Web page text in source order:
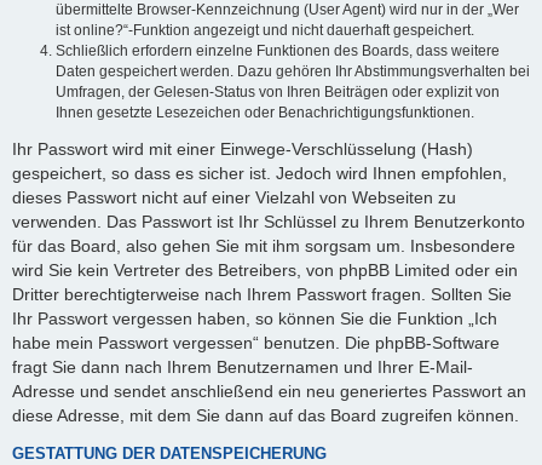
übermittelte Browser-Kennzeichnung (User Agent) wird nur in der „Wer
ist online?“-Funktion angezeigt und nicht dauerhaft gespeichert.
Schließlich erfordern einzelne Funktionen des Boards, dass weitere
Daten gespeichert werden. Dazu gehören Ihr Abstimmungsverhalten bei
Umfragen, der Gelesen-Status von Ihren Beiträgen oder explizit von
Ihnen gesetzte Lesezeichen oder Benachrichtigungsfunktionen.
Ihr Passwort wird mit einer Einwege-Verschlüsselung (Hash)
gespeichert, so dass es sicher ist. Jedoch wird Ihnen empfohlen,
dieses Passwort nicht auf einer Vielzahl von Webseiten zu
verwenden. Das Passwort ist Ihr Schlüssel zu Ihrem Benutzerkonto
für das Board, also gehen Sie mit ihm sorgsam um. Insbesondere
wird Sie kein Vertreter des Betreibers, von phpBB Limited oder ein
Dritter berechtigterweise nach Ihrem Passwort fragen. Sollten Sie
Ihr Passwort vergessen haben, so können Sie die Funktion „Ich
habe mein Passwort vergessen“ benutzen. Die phpBB-Software
fragt Sie dann nach Ihrem Benutzernamen und Ihrer E-Mail-
Adresse und sendet anschließend ein neu generiertes Passwort an
diese Adresse, mit dem Sie dann auf das Board zugreifen können.
GESTATTUNG DER DATENSPEICHERUNG